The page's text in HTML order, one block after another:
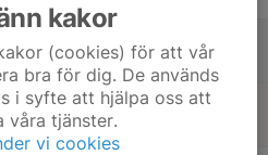
kakor
(cookies) för att vår
bra för dig. De används
i syfte att hjälpa oss att
våra tjänster.
vi cookies